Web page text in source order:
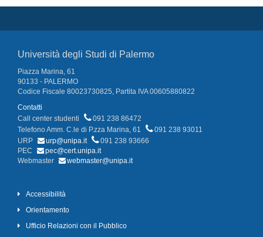
Università degli Studi di Palermo
Piazza Marina, 61
90133 - PALERMO
Codice Fiscale 80023730825, Partita IVA 00605880822
Contatti
Call center studenti
091 238 86472
Telefono Amm. C.le di P.zza Marina, 61
091 238 93011
URP
urp@unipa.it
091 238 93666
PEC
pec@cert.unipa.it
Webmaster
webmaster@unipa.it
Accessibilità
Orientamento
Ufficio Relazioni con il Pubblico